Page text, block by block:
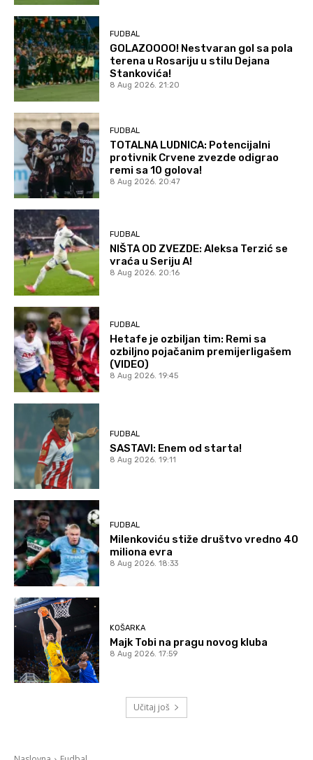
FUDBAL
GOLAZOOOO! Nestvaran gol sa pola
terena u Rosariju u stilu Dejana
Stankovića!
8 Aug 2026. 21:20
FUDBAL
TOTALNA LUDNICA: Potencijalni
protivnik Crvene zvezde odigrao
remi sa 10 golova!
8 Aug 2026. 20:47
FUDBAL
NIŠTA OD ZVEZDE: Aleksa Terzić se
vraća u Seriju A!
8 Aug 2026. 20:16
FUDBAL
Hetafe je ozbiljan tim: Remi sa
ozbiljno pojačanim premijerligašem
(VIDEO)
8 Aug 2026. 19:45
FUDBAL
SASTAVI: Enem od starta!
8 Aug 2026. 19:11
FUDBAL
Milenkoviću stiže društvo vredno 40
miliona evra
8 Aug 2026. 18:33
KOŠARKA
Majk Tobi na pragu novog kluba
8 Aug 2026. 17:59
Učitaj još